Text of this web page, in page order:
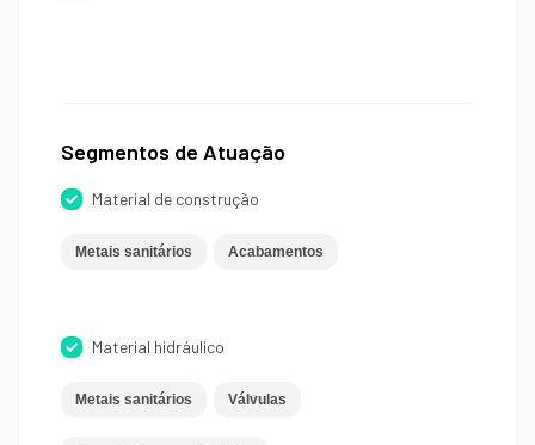
Segmentos de Atuação
Material de construção
Metais sanitários Acabamentos
Material hidráulico
Metais sanitários Válvulas